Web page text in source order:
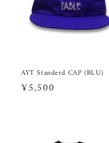
AYT Standerd CAP (BLU)
Regular
¥5,500